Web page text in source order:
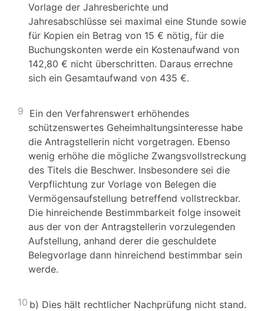
Vorlage der Jahresberichte und
Jahresabschlüsse sei maximal eine Stunde sowie
für Kopien ein Betrag von 15 € nötig, für die
Buchungskonten werde ein Kostenaufwand von
142,80 € nicht überschritten. Daraus errechne
sich ein Gesamtaufwand von 435 €.
9 Ein den Verfahrenswert erhöhendes
schützenswertes Geheimhaltungsinteresse habe
die Antragstellerin nicht vorgetragen. Ebenso
wenig erhöhe die mögliche Zwangsvollstreckung
des Titels die Beschwer. Insbesondere sei die
Verpflichtung zur Vorlage von Belegen die
Vermögensaufstellung betreffend vollstreckbar.
Die hinreichende Bestimmbarkeit folge insoweit
aus der von der Antragstellerin vorzulegenden
Aufstellung, anhand derer die geschuldete
Belegvorlage dann hinreichend bestimmbar sein
werde.
10 b) Dies hält rechtlicher Nachprüfung nicht stand.